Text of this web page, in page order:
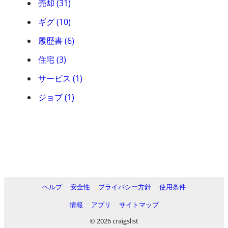
売却 (31)
ギグ (10)
履歴書 (6)
住宅 (3)
サービス (1)
ジョブ (1)
ヘルプ 安全性 プライバシー方針
使用条件
情報
アプリ
サイトマップ
© 2026 craigslist